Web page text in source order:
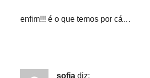
enfim!!! é o que temos por cá…
sofia diz: